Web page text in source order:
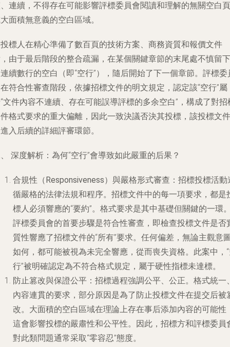
連續，不得存在可能影響評標委員會閱讀和理解的無關空白頁
面積無意義的空白區域。
標人在精心準備了數百頁的技術方案、商務資質和報價文件
由于最后階段的整合疏漏，在某個關鍵章節的末尾處不慎留下
續數行的空白（即“空行”），隨后開始了下一個章節。評標委
符合性審查階段，依據招標文件的明文規定，認定該“空行”屬
文件內容不連續、存在可能誤導評標的多余空白”，構成了對招
格式要求的重大偏離，因此一致決議否決其投標，該投標文件
入后續的詳細評審環節。
深度解析：為何“空行”會導致如此嚴重的后果？
合規性（Responsiveness）與嚴格形式審查 ：招標投標活動
循嚴格的法律法規和程序。招標文件中的每一項要求，都是
標人必須響應的“要約”。格式要求是其中基礎但關鍵的一環
評標委員會的首要步驟是符合性審查，即檢查投標文件是否
質性響應了招標文件的“所有”要求。任何偏差，無論主觀意
如何，都可能被視為未完全響應，從而喪失資格。此案中，
行”被明確認定為不符合格式規定，屬于硬性指標未達標。
防止篡改與保證公平 ：招標過程強調公平、公正。格式統一
內容連貫的要求，部分原因是為了防止投標文件在提交后被
改。大面積的空白區域在理論上存在事后添加內容的可能性
這會影響投標的嚴肅性和公平性。因此，招標方和評標委員
對此類問題通常采取“零容忍”態度。